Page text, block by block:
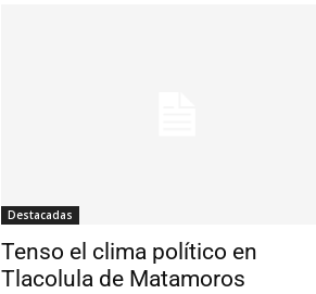
Destacadas
Tenso el clima político en
Tlacolula de Matamoros